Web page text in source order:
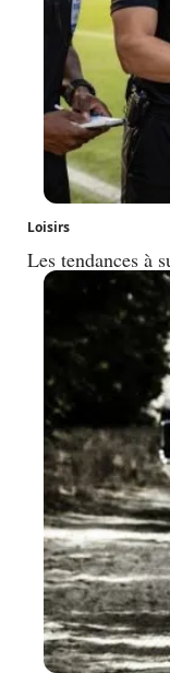
Loisirs
Les tendances à